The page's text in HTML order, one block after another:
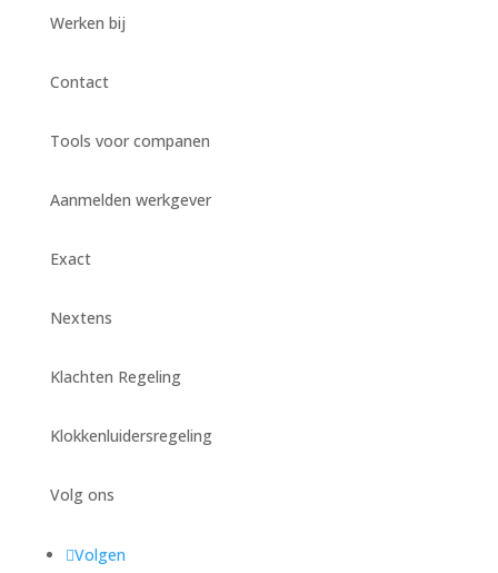
Werken bij
Contact
Tools voor companen
Aanmelden werkgever
Exact
Nextens
Klachten Regeling
Klokkenluidersregeling
Volg ons
Volgen